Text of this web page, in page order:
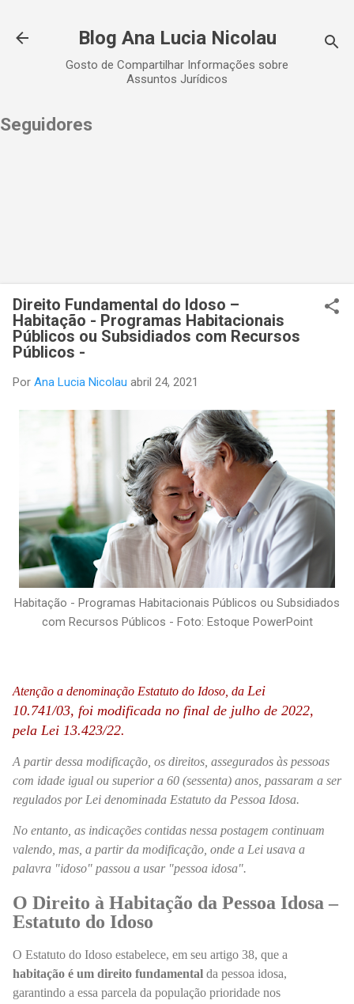
Blog Ana Lucia Nicolau
Gosto de Compartilhar Informações sobre
Assuntos Jurídicos
Seguidores
Direito Fundamental do Idoso –
Habitação - Programas Habitacionais
Públicos ou Subsidiados com Recursos
Públicos -
Por Ana Lucia Nicolau abril 24, 2021
Habitação - Programas Habitacionais Públicos ou Subsidiados
com Recursos Públicos - Foto: Estoque PowerPoint
Atenção a denominação Estatuto do Idoso, da Lei
10.741/03, foi modificada no final de julho de 2022,
pela Lei 13.423/22.
A partir dessa modificação, os direitos, assegurados às pessoas
com idade igual ou superior a 60 (sessenta) anos, passaram a ser
regulados por Lei denominada Estatuto da Pessoa Idosa.
No entanto, as indicações contidas nessa postagem continuam
valendo, mas, a partir da modificação, onde a Lei usava a
palavra "idoso" passou a usar "pessoa idosa".
O Direito à Habitação da Pessoa Idosa –
Estatuto do Idoso
O Estatuto do Idoso estabelece, em seu artigo 38, que a
habitação é um direito fundamental da pessoa idosa,
garantindo a essa parcela da população prioridade nos